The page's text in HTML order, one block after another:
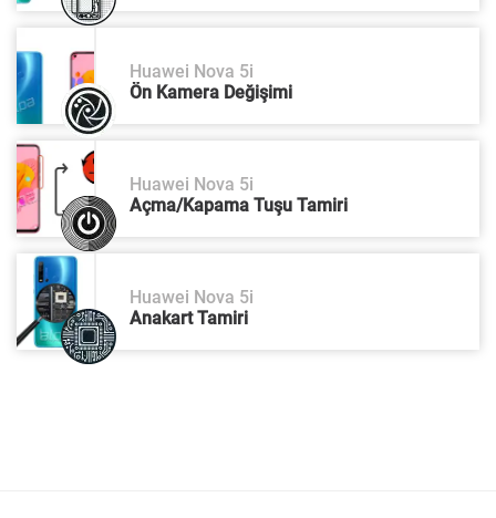
Huawei Nova 5i
Ön Kamera Değişimi
Huawei Nova 5i
Açma/Kapama Tuşu Tamiri
Huawei Nova 5i
Anakart Tamiri